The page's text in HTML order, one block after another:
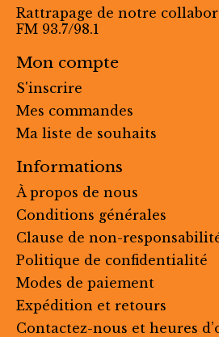
Rattrapage de notre
FM 93.7/98.1
Mon compte
S'inscrire
Mes commandes
Ma liste de souhaits
Informations
À propos de nous
Conditions générales
Clause de non-
Politique de confidentialité
Modes de paiement
Expédition et retours
Contactez-nous et heures